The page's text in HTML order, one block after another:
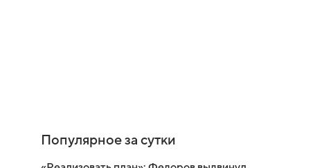
Популярное за сутки